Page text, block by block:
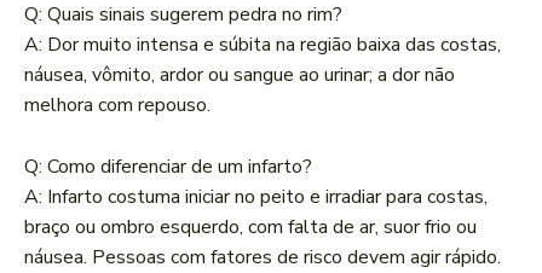
Q: Quais sinais sugerem pedra no rim?
A: Dor muito intensa e súbita na região baixa das costas,
náusea, vômito, ardor ou sangue ao urinar; a dor não
melhora com repouso.
Q: Como diferenciar de um infarto?
A: Infarto costuma iniciar no peito e irradiar para costas,
braço ou ombro esquerdo, com falta de ar, suor frio ou
náusea. Pessoas com fatores de risco devem agir rápido.